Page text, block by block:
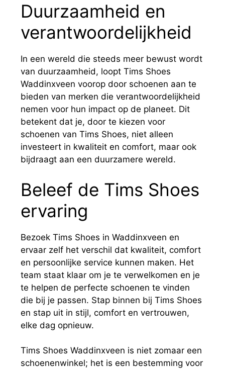
Duurzaamheid en
verantwoordelijkheid
In een wereld die steeds meer bewust wordt
van duurzaamheid, loopt Tims Shoes
Waddinxveen voorop door schoenen aan te
bieden van merken die verantwoordelijkheid
nemen voor hun impact op de planeet. Dit
betekent dat je, door te kiezen voor
schoenen van Tims Shoes, niet alleen
investeert in kwaliteit en comfort, maar ook
bijdraagt aan een duurzamere wereld.
Beleef de Tims Shoes
ervaring
Bezoek Tims Shoes in Waddinxveen en
ervaar zelf het verschil dat kwaliteit, comfort
en persoonlijke service kunnen maken. Het
team staat klaar om je te verwelkomen en je
te helpen de perfecte schoenen te vinden
die bij je passen. Stap binnen bij Tims Shoes
en stap uit in stijl, comfort en vertrouwen,
elke dag opnieuw.
Tims Shoes Waddinxveen is niet zomaar een
schoenenwinkel; het is een bestemming voor